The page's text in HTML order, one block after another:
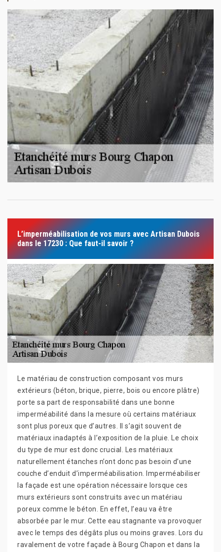
L’imperméabilisation de vos murs avec Artisan Dubois
dans le 17230 : Que faut-il savoir ?
Le matériau de construction composant vos murs
extérieurs (béton, brique, pierre, bois ou encore plâtre)
porte sa part de responsabilité dans une bonne
imperméabilité dans la mesure où certains matériaux
sont plus poreux que d’autres. Il s’agit souvent de
matériaux inadaptés à l’exposition de la pluie. Le choix
du type de mur est donc crucial. Les matériaux
naturellement étanches n’ont donc pas besoin d’une
couche d’enduit d’imperméabilisation. Imperméabiliser
la façade est une opération nécessaire lorsque ces
murs extérieurs sont construits avec un matériau
poreux comme le béton. En effet, l’eau va être
absorbée par le mur. Cette eau stagnante va provoquer
avec le temps des dégâts plus ou moins graves. Lors du
ravalement de votre façade à Bourg Chapon et dans la